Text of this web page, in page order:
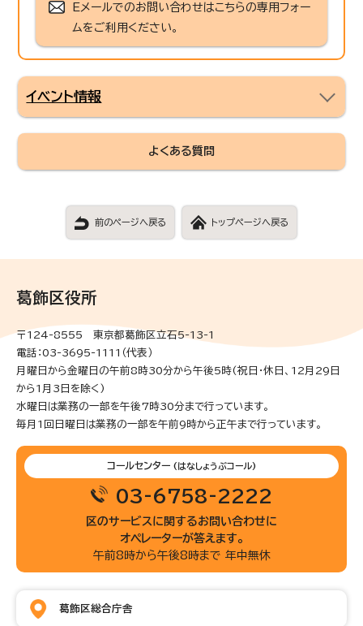
Eメールでのお問い合わせはこちらの専用フォー
ムをご利用ください。
イベント情報
よくある質問
前のページへ戻る トップページへ戻る
葛飾区役所
〒124-8555 東京都葛飾区立石5-13-1
電話：03-3695-1111（代表）
月曜日から金曜日の午前8時30分から午後5時(祝日・休日、12月29日
から1月3日を除く)
水曜日は業務の一部を午後7時30分まで行っています。
毎月1回日曜日は業務の一部を午前9時から正午まで行っています。
コールセンター (はなしょうぶコール)
03-6758-2222
区のサービスに関するお問い合わせに
オペレーターが答えます。
午前8時から午後8時まで 年中無休
葛飾区総合庁舎